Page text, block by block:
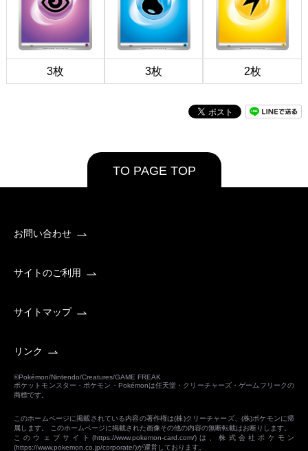
3枚 3枚 2枚
TO PAGE TOP
お問い合わせ
サイトのご利用
サイトマップ
リンク
©Pokémon/Nintendo/Creatures/GAME FREAK
ポケットモンスター・ポケモン・Pokémonは任天堂・クリーチャーズ・ゲームフリークの
商標です。
このホームページに掲載されている内容の著作権は(株)クリーチャーズ、(株)ポケモンに帰
属します。 このホームページに掲載された画像その他の内容の無断転載はお断りします。
このウェブサイト(https://www.pokemon-card.com/)は、株式会社ポケモン
(https://www.pokemon.co.jp/corporate/)が運営しております。